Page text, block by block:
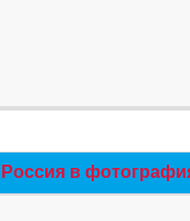
Россия в